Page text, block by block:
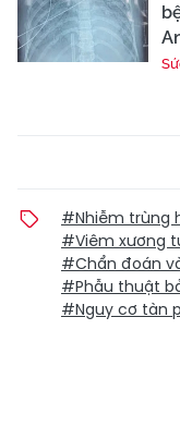
#Nhiễm trùng
#Viêm xương
#Chẩn đoán
#Phẫu thuật
#Nguy cơ tàn